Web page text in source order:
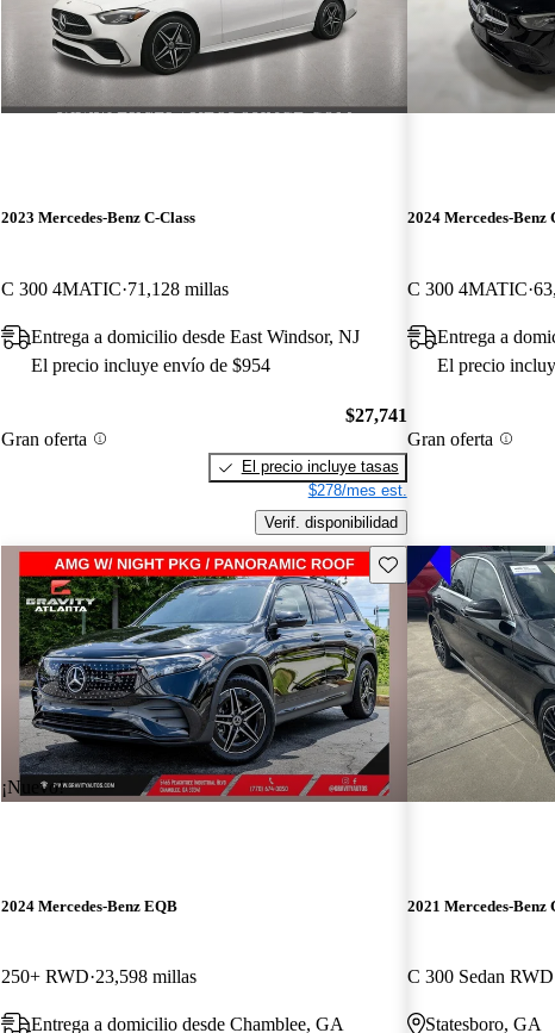
2023 Mercedes-Benz C-Class
C 300 4MATIC 71,128 millas
Entrega a domicilio desde East Windsor, NJ
El precio incluye envío de $954
Gran oferta
$27,741
El precio incluye tasas
$278/mes est.
Verif. disponibilidad
2024 Mercedes-Benz
C 300 4MATIC
Entrega a
El precio
Gran oferta
¡Nuevo!
Guarda este Aviso
2024 Mercedes-Benz EQB
250+ RWD 23,598 millas
Entrega a domicilio desde Chamblee, GA
2021 Mercedes-Benz
C 300 Sedan RWD
Statesboro, GA